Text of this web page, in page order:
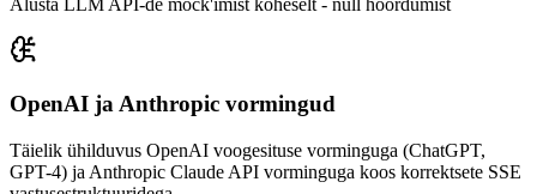
Alusta LLM API-de mock'imist koheselt - null hõõrdumist
OpenAI ja Anthropic vormingud
Täielik ühilduvus OpenAI voogesituse vorminguga (ChatGPT,
GPT-4) ja Anthropic Claude API vorminguga koos korrektsete SSE